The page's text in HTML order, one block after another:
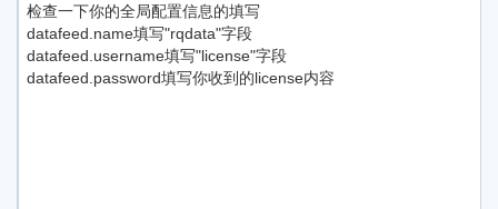
检查一下你的全局配置信息的填写
datafeed.name填写"rqdata"字段
datafeed.username填写"license"字段
datafeed.password填写你收到的license内容